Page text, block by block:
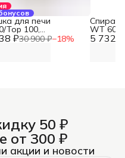
₽30 900 ₽−18%
для печи
Top 100,
5 732 ₽
WT 60,
50 ₽
от 300 ₽
акции и новости